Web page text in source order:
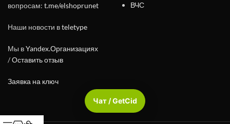
вопросам: t.me/elshoprunet
Наши новости вteletype
Мы вYandex.Организациях
/Оставить отзыв
Заявка на ключ
ВЧС
Чат / GetCid